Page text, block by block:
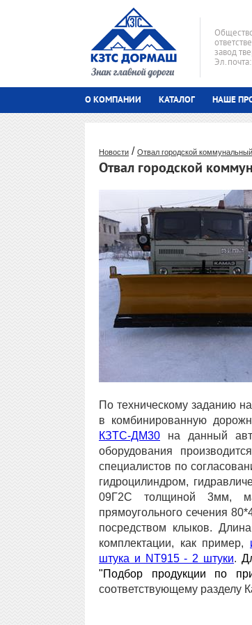
завод
О КОМПАНИИ КАТАЛОГ НАШЕ
Новости / Отвал городской
Отвал городской
По техническому заданию
в комбинированную
КЗТС-ДМ30 на данный
оборудования
специалистов по
гидроцилиндром,
09Г2С толщиной 3мм,
прямоугольного сечения
посредством клыков.
комплектации, как пример,
штука и NT915 - 2 штуки.
"Подбор продукции по
соответствующему разделу